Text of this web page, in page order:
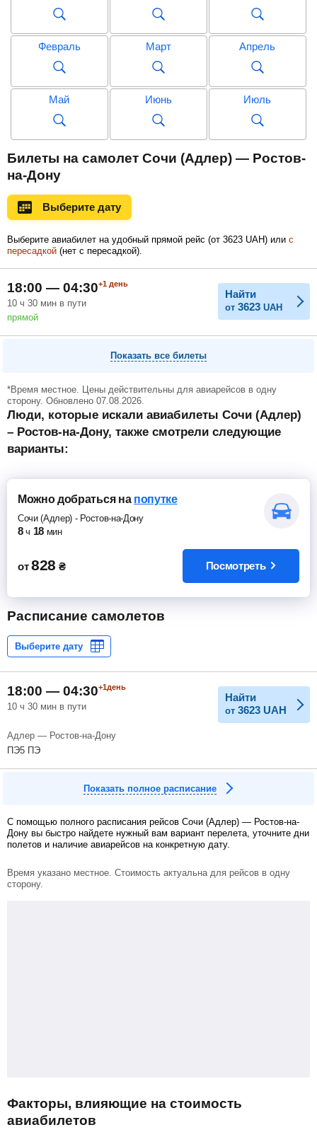
Февраль Март Апрель
Май Июнь Июль
Сентябрь Октябрь
Ноябрь
Февраль
Май Июль
Билеты на самолет Сочи (Адлер) — Ростов-
на-Дону
Выберите дату
Выберите авиабилет на удобный прямой рейс (от 3623 UAH) или с
пересадкой (нет с пересадкой).
18:00 — 04:30+1 день
10 ч 30 мин в пути
прямой
Найти
от 3623 UAH
Показать все билеты
*Время местное. Цены действительны для авиарейсов в одну
сторону. Обновлено 07.08.2026.
Люди, которые искали авиабилеты Сочи (Адлер)
– Ростов-на-Дону, также смотрели следующие
варианты:
Можно добратьсяна попутке
Сочи (Адлер) - Ростов-на-Дону
8 ч 18 мин
от 828 ₴ Посмотреть
Расписание самолетов
18:00 — 04:30+1день
10 ч 30 мин в пути
Найти
от 3623 UAH
Адлер — Ростов-на-Дону
ПЭ5 ПЭ
Показать полное расписание
С помощью полного расписания рейсов Сочи (Адлер) — Ростов-на-
Дону вы быстро найдете нужный вам вариант перелета, уточните дни
полетов и наличие авиарейсов на конкретную дату.
Время указано местное. Стоимость актуальна для рейсов в одну
сторону.
Факторы, влияющие на стоимость
авиабилетов